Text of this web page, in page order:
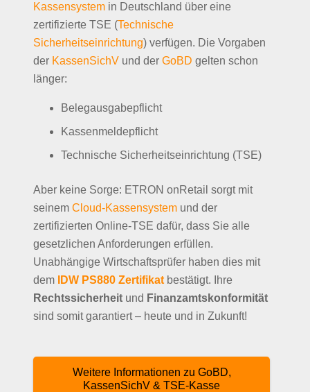
Kassensystem in Deutschland über eine
zertifizierte TSE (Technische
Sicherheitseinrichtung) verfügen. Die Vorgaben
der KassenSichV und der GoBD gelten schon
länger:
Belegausgabepflicht
Kassenmeldepflicht
Technische Sicherheitseinrichtung (TSE)
Aber keine Sorge: ETRON onRetail sorgt mit
seinem Cloud-Kassensystem und der
zertifizierten Online-TSE dafür, dass Sie alle
gesetzlichen Anforderungen erfüllen.
Unabhängige Wirtschaftsprüfer haben dies mit
dem
IDW PS880 Zertifikat bestätigt. Ihre
Rechtssicherheit und Finanzamtskonformität
sind somit garantiert – heute und in Zukunft!
Weitere Informationen zu GoBD,
KassenSichV & TSE-Kasse